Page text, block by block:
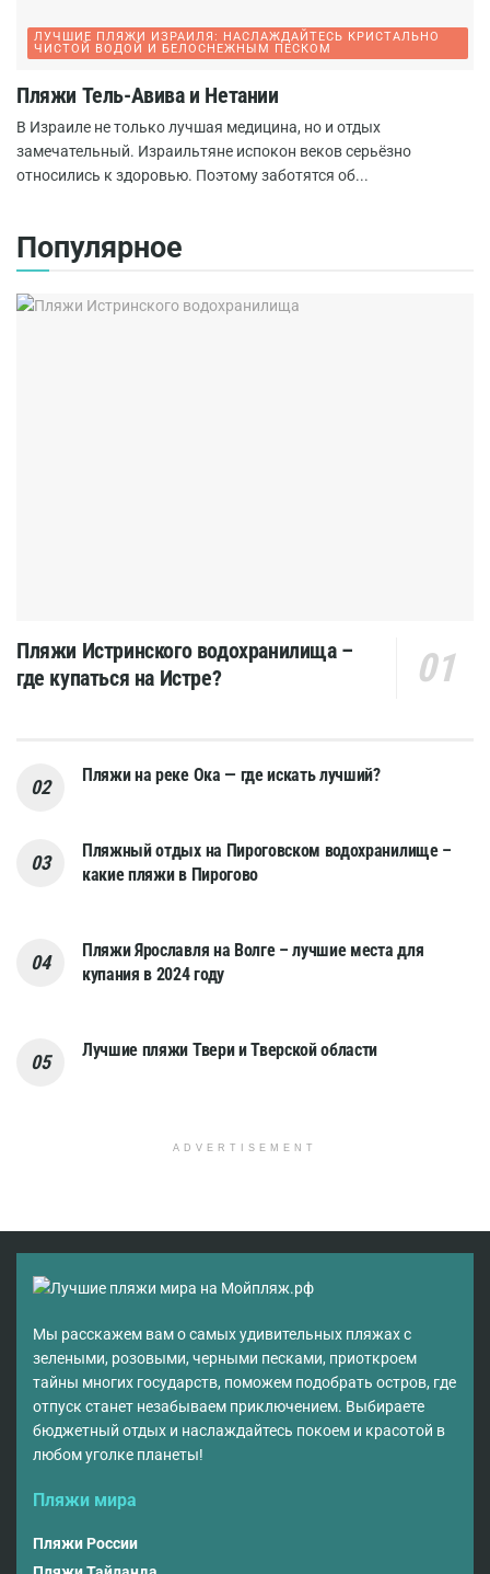
ЛУЧШИЕ ПЛЯЖИ ИЗРАИЛЯ: НАСЛАЖДАЙТЕСЬ КРИСТАЛЬНО
ЧИСТОЙ ВОДОЙ И БЕЛОСНЕЖНЫМ ПЕСКОМ
Пляжи Тель-Авива и Нетании
В Израиле не только лучшая медицина, но и отдых
замечательный. Израильтяне испокон веков серьёзно
относились к здоровью. Поэтому заботятся об...
Популярное
Пляжи Истринского водохранилища –
где купаться на Истре?
Пляжи на реке Ока — где искать лучший?
Пляжный отдых на Пироговском водохранилище –
какие пляжи в Пирогово
Пляжи Ярославля на Волге – лучшие места для
купания в 2024 году
Лучшие пляжи Твери и Тверской области
ADVERTISEMENT
Мы расскажем вам о самых удивительных пляжах с
зелеными, розовыми, черными песками, приоткроем
тайны многих государств, поможем подобрать остров, где
отпуск станет незабываем приключением. Выбираете
бюджетный отдых и наслаждайтесь покоем и красотой в
любом уголке планеты!
Пляжи мира
Пляжи России